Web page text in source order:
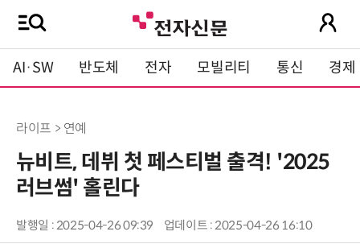
AI·SW 반도체 전자 모빌리티 통신 경제
라이프 > 연예
뉴비트, 데뷔 첫 페스티벌 출격! '2025
러브썸' 홀린다
발행일 : 2025-04-26 09:39 업데이트 : 2025-04-26 16:10